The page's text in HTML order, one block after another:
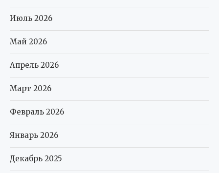
Июль 2026
Май 2026
Апрель 2026
Март 2026
Февраль 2026
Январь 2026
Декабрь 2025